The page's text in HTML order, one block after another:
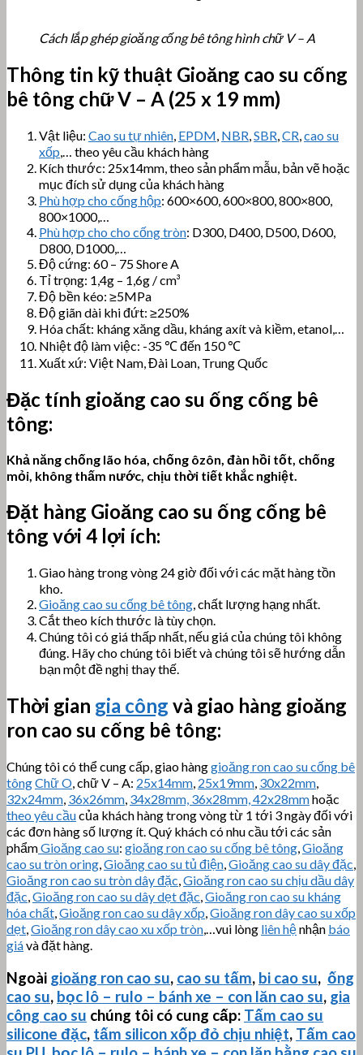
Cách lắp ghép gioăng cống bê tông hình chữ V – A
Thông tin kỹ thuật Gioăng cao su cống
bê tông chữ V – A (25 x 19 mm)
Vật liệu: Cao su tự nhiên EPDM NBR SBR CR cao su
xốp ,… theo yêu cầu khách hàng
Kích thước: 25x14mm, theo sản phẩm mẫu, bản vẽ hoặc
mục đích sử dụng của khách hàng
Phù hợp cho cống hộp: 600×600, 600×800, 800×800,
800×1000,…
Phù hợp cho cho cống tròn: D300, D400, D500, D600,
D800, D1000,…
Độ cứng: 60 – 75 Shore A
Tỉ trọng: 1,4g – 1,6g / cm³
Độ bền kéo: ≥5MPa
Độ giãn dài khi đứt: ≥250%
Hóa chất: kháng xăng dầu, kháng axít và kiềm, etanol,…
Nhiệt độ làm việc: -35 ℃ đến 150 ℃
Xuất xứ: Việt Nam, Đài Loan, Trung Quốc
Đặc tính gioăng cao su ống cống bê
tông:
Khả năng chống lão hóa, chống ôzôn, đàn hồi tốt, chống
mỏi, không thấm nước, chịu thời tiết khắc nghiệt.
Đặt hàng Gioăng cao su ống cống bê
tông với 4 lợi ích:
Giao hàng trong vòng 24 giờ đối với các mặt hàng tồn
kho.
Gioăng cao su cống bê tông, chất lượng hạng nhất.
Cắt theo kích thước là tùy chọn.
Chúng tôi có giá thấp nhất, nếu giá của chúng tôi không
đúng. Hãy cho chúng tôi biết và chúng tôi sẽ hướng dẫn
bạn một đề nghị thay thế.
Thời gian gia công và giao hàng gioăng
ron cao su cống bê tông:
Chúng tôi có thể cung cấp, giao hànggioăng ron cao su cống bê
tôngChữ O, chữ V – A: 25x14mm, 25x19mm, 30x22mm,
32x24mm, 36x26mm, 34x28mm, 36x28mm, 42x28mmhoặc
theo yêu cầucủa khách hàng trong vòng từ 1 tới 3 ngày đối với
các đơn hàng số lượng ít. Quý khách có nhu cầu tới các sản
phẩmGioăng cao su: gioăng ron cao su cống bê tông,Gioăng
cao su tròn oring,Gioăng cao su tủ điện,Gioăng cao su dây đặc,
Gioăng ron cao su tròn dây đặc,Gioăng ron cao su chịu dầu dây
đặc,Gioăng ron cao su dây dẹt đặc,Gioăng ron cao su kháng
hóa chất,Gioăng ron cao su dây xốp,Gioăng ron dây cao su xốp
dẹt,Gioăng ron dây cao xu xốp tròn,…vui lòng liên hệnhận báo
giávà đặt hàng.
Ngoài gioăng ron cao su, cao su tấm, bi cao su, ống
cao su, bọc lô – rulo – bánh xe – con lăn cao su, gia
công cao su chúng tôi có cung cấp: Tấm cao su
silicone đặc, tấm silicon xốp đỏ chịu nhiệt, Tấm cao